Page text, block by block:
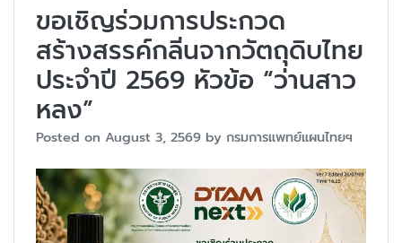
ขอเชิญร่วมการประกวด
สร้างสรรค์กลิ่นจากวัตถุดิบไทย
ประจำปี 2569 หัวข้อ “ว่านสาว
หลง”
Posted on August 3, 2569 by กรมการแพทย์แผนไทยฯ